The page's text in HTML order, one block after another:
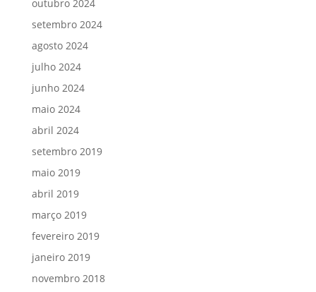
outubro 2024
setembro 2024
agosto 2024
julho 2024
junho 2024
maio 2024
abril 2024
setembro 2019
maio 2019
abril 2019
março 2019
fevereiro 2019
janeiro 2019
novembro 2018